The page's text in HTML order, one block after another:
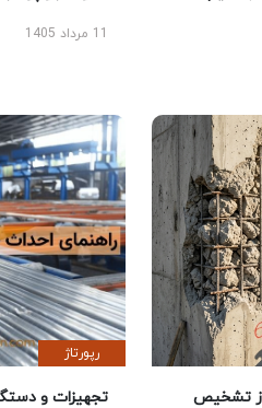
تشخیص
رپورتاژ
تجهیزات و